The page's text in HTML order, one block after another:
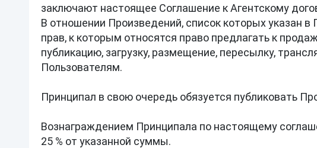
заключают настоящее Соглашение к Агентскому
В отношении Произведений, список которых указан
прав, к которым относятся право предлагать к
публикацию, загрузку, размещение, пересылку,
Пользователям.
Принципал в свою очередь обязуется публиковать
Вознаграждением Принципала по настоящему
25 % от указанной суммы.